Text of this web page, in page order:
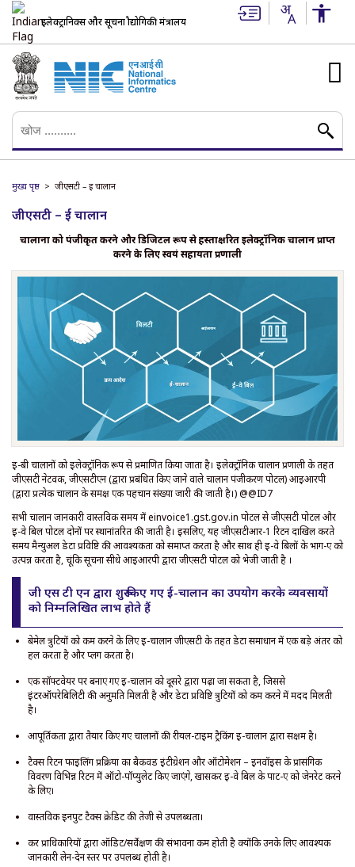
इलेक्ट्रानिक्स और सूचना प्रौद्योगिकी मंत्रालय
मुख्य पृष्ठ जीएसटी – ई चालान
जीएसटी – ई चालान
चालानों को पंजीकृत करने और डिजिटल रूप से हस्ताक्षरित इलेक्ट्रॉनिक चालान प्राप्त
करने के लिए स्वयं सहायता प्रणाली
ई-बी चालानों को इलेक्ट्रॉनिक रूप से प्रमाणित किया जाता है। इलेक्ट्रॉनिक चालान प्रणाली के तहत
जीएसटी नेटवर्क, जीएसटीएन (द्वारा प्रबंधित किए जाने वाले चालान पंजीकरण पोर्टल) आईआरपी
(द्वारा प्रत्येक चालान के समक्ष एक पहचान संख्या जारी की जाती है।) @@ID7
सभी चालान जानकारी वास्तविक समय में einvoice1.gst.gov.in पोर्टल से जीएसटी पोर्टल और
ई-वे बिल पोर्टल दोनों पर स्थानांतरित की जाती है। इसलिए, यह जीएसटीआर-1 रिटर्न दाखिल करते
समय मैन्युअल डेटा प्रविष्टि की आवश्यकता को समाप्त करता है और साथ ही ई-वे बिलों के भाग-ए को
उत्पन्न करता है, चूंकि सूचना सीधे आईआरपी द्वारा जीएसटी पोर्टल को भेजी जाती है ।
जी एस टी एन द्वारा शुरू किए गए ई-चालान का उपयोग करके व्यवसायों
को निम्नलिखित लाभ होते हैं
बेमेल त्रुटियों को कम करने के लिए ई-चालान जीएसटी के तहत डेटा समाधान में एक बड़े अंतर को
हल करता है और प्लग करता है।
एक सॉफ्टवेयर पर बनाए गए ई-चालान को दूसरे द्वारा पढ़ा जा सकता है, जिससे
इंटरऑपरेबिलिटी की अनुमति मिलती है और डेटा प्रविष्टि त्रुटियों को कम करने में मदद मिलती
है।
आपूर्तिकर्ता द्वारा तैयार किए गए चालानों की रीयल-टाइम ट्रैकिंग ई-चालान द्वारा सक्षम है।
टैक्स रिटर्न फाइलिंग प्रक्रिया का बैकवर्ड इंटीग्रेशन और ऑटोमेशन – इनवॉइस के प्रासंगिक
विवरण विभिन्न रिटर्न में ऑटो-पॉप्युलेट किए जाएंगे, खासकर ई-वे बिल के पार्ट-ए को जेनरेट करने
के लिए।
वास्तविक इनपुट टैक्स क्रेडिट की तेजी से उपलब्धता।
कर प्राधिकारियों द्वारा ऑडिट/सर्वेक्षण की संभावना कम होती है क्योंकि उनके लिए आवश्यक
जानकारी लेन-देन स्तर पर उपलब्ध होती है।